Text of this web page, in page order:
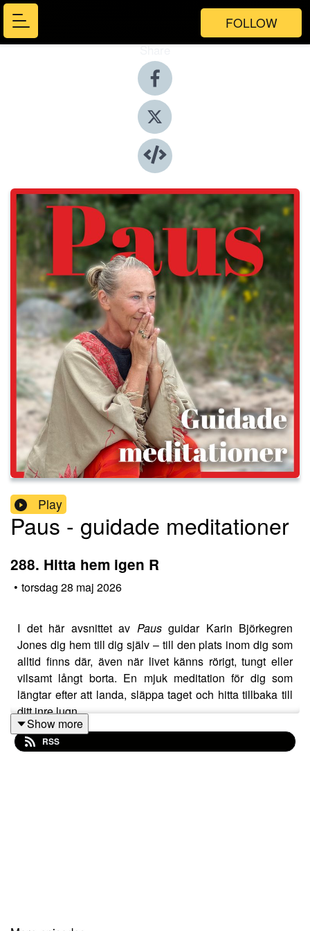
FOLLOW
Share
Play
Paus - guidade meditationer
288. Hitta hem igen R
• torsdag 28 maj 2026
I det här avsnittet av Pausguidar Karin Björkegren
Jones dig hem till dig själv – till den plats inom dig som
alltid finns där, även när livet känns rörigt, tungt eller
vilsamt långt borta. En mjuk meditation för dig som
längtar efter att landa, släppa taget och hitta tillbaka till
ditt inre lugn.
Genom andetaget och djup avslappning får du steg för
steg sjunka ner i stillhet och kontakt med ditt centrum.
eller ur kontakt med dig själv och som behöver en stund
Show more
RSS